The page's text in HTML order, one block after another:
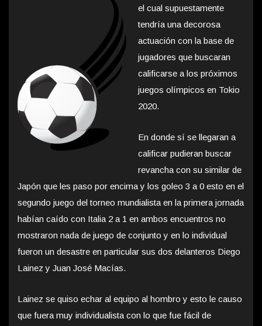
el cual supuestamente
tendría una decorosa
actuación con la base de
jugadores que buscaran
calificarse a los próximos
juegos olímpicos en Tokio
2020.
En donde sí se llegaran a
calificar pudieran buscar
revancha con su similar de
Japón que les paso por encima y los goleo 3 a 0 esto en el
segundo juego del torneo mundialista en la primera jornada
habían caído con Italia 2 a 1 en ambos encuentros no
mostraron nada de juego de conjunto y en lo individual
fueron un desastre en particular sus dos delanteros Diego
Lainez y Juan José Macías.
Lainez se quiso echar al equipo al hombro y esto le causo
que fuera muy individualista con lo que fue fácil de